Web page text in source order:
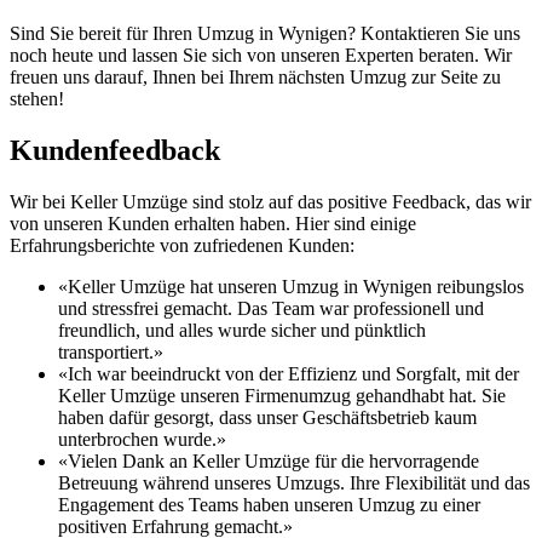
Sind Sie bereit für Ihren Umzug in Wynigen? Kontaktieren Sie uns
noch heute und lassen Sie sich von unseren Experten beraten. Wir
freuen uns darauf, Ihnen bei Ihrem nächsten Umzug zur Seite zu
stehen!
Kundenfeedback
Wir bei Keller Umzüge sind stolz auf das positive Feedback, das wir
von unseren Kunden erhalten haben. Hier sind einige
Erfahrungsberichte von zufriedenen Kunden:
«Keller Umzüge hat unseren Umzug in Wynigen reibungslos
und stressfrei gemacht. Das Team war professionell und
freundlich, und alles wurde sicher und pünktlich
transportiert.»
«Ich war beeindruckt von der Effizienz und Sorgfalt, mit der
Keller Umzüge unseren Firmenumzug gehandhabt hat. Sie
haben dafür gesorgt, dass unser Geschäftsbetrieb kaum
unterbrochen wurde.»
«Vielen Dank an Keller Umzüge für die hervorragende
Betreuung während unseres Umzugs. Ihre Flexibilität und das
Engagement des Teams haben unseren Umzug zu einer
positiven Erfahrung gemacht.»